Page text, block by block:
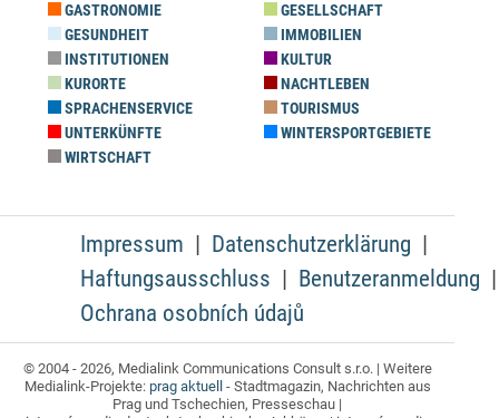
GASTRONOMIE
GESELLSCHAFT
GESUNDHEIT
IMMOBILIEN
INSTITUTIONEN
KULTUR
KURORTE
NACHTLEBEN
SPRACHENSERVICE
TOURISMUS
UNTERKÜNFTE
WINTERSPORTGEBIETE
WIRTSCHAFT
Impressum
Datenschutzerklärung
Haftungsausschluss
Benutzeranmeldung
Ochrana osobních údajů
© 2004 - 2026, Medialink Communications Consult s.r.o. | Weitere
Medialink-Projekte: prag aktuell - Stadtmagazin, Nachrichten aus
Prag und Tschechien, Presseschau |